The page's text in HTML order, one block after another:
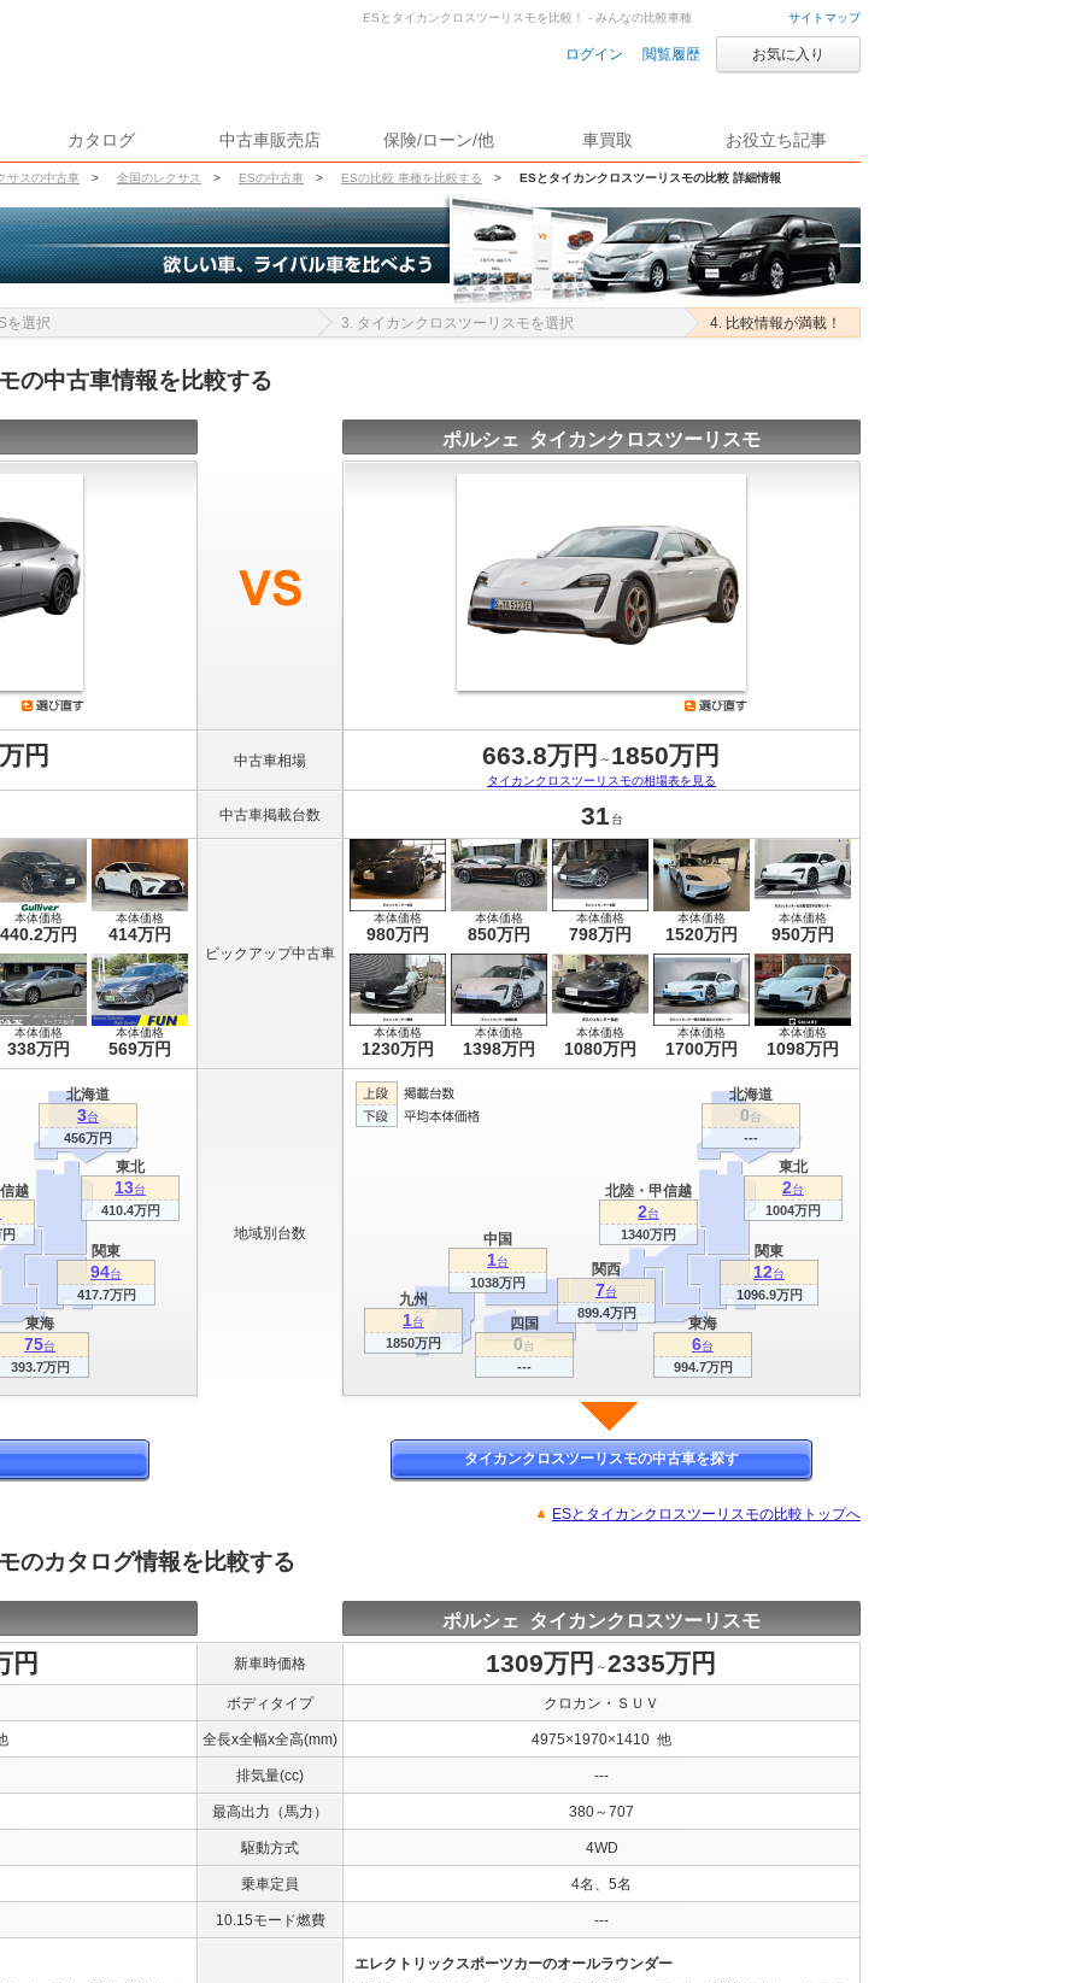
サイトマップ
ログイン 閲覧履歴 お気に入り
カタログ 中古車販売店 保険/ローン/他 車買取 お役立ち記事
サスの中古車 > 全国のレクサス > ESの中古車 > ESの比較 車種を比較する > ESとタイカンクロスツーリスモの比較 詳細情報
ESとタイカンクロスツーリスモを比較！ - みんなの比較車種
を選択 3. タイカンクロスツーリスモを選択 4. 比較情報が満載！
の中古車情報を比較する
ポルシェ タイカンクロスツーリスモ
円 中古車相場 663.8万円 ～ 1850万円
タイカンクロスツーリスモの相場表を見る
中古車掲載台数 31 台
本体価格
440.2万円
本体価格
414万円
本体価格
338万円
本体価格
569万円
ピックアップ中古車
本体価格
980万円
本体価格
850万円
本体価格
798万円
本体価格
1520万円
本体価格
950万円
本体価格
1230万円
本体価格
1398万円
本体価格
1080万円
本体価格
1700万円
本体価格
1098万円
関東
94台
417.7万円
東海
75台
393.7万円
北海道
3台
456万円
東北
13台
410.4万円
越
地域別台数
関東
12台
1096.9万円
関西
7台
899.4万円
東海
6台
994.7万円
北海道
0台
---
九州
1台
1850万円
東北
2台
1004万円
北陸・甲信越
2台
1340万円
中国
1台
1038万円
四国
0台
---
タイカンクロスツーリスモの中古車を探す
ESとタイカンクロスツーリスモの比較トップへ
のカタログ情報を比較する
ポルシェ タイカンクロスツーリスモ
円 新車時価格 1309万円 ～2335万円
ボディタイプ クロカン・ＳＵＶ
全長x全幅x全高(mm) 4975×1970×1410 他
排気量(cc) ---
最高出力（馬力） 380～707
駆動方式 4WD
乗車定員 4名、5名
10.15モード燃費 ---
エレクトリックスポーツカーのオールラウンダー